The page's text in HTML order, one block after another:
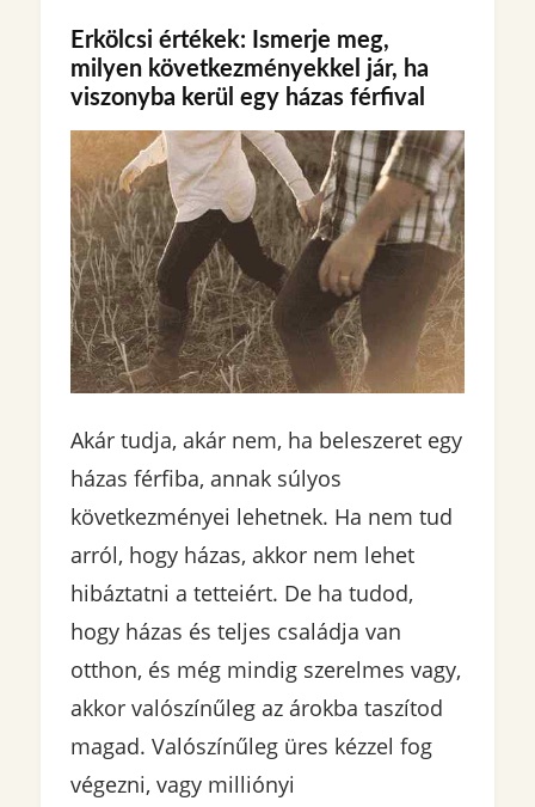
Erkölcsi értékek: Ismerje meg,
milyen következményekkel jár, ha
viszonyba kerül egy házas férfival
Akár tudja, akár nem, ha beleszeret egy
házas férfiba, annak súlyos
következményei lehetnek. Ha nem tud
arról, hogy házas, akkor nem lehet
hibáztatni a tetteiért. De ha tudod,
hogy házas és teljes családja van
otthon, és még mindig szerelmes vagy,
akkor valószínűleg az árokba taszítod
magad. Valószínűleg üres kézzel fog
végezni, vagy milliónyi